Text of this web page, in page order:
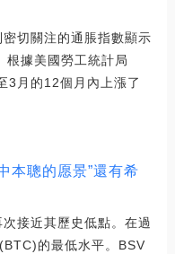
切關注的通脹指數顯示
根據美國勞工統計局
3月的12個月內上漲了
本聰的愿景”還有希
接近其歷史低點。在過
的最低水平。BSV